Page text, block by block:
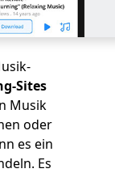
Sites
Musik
oder
es ein
Es